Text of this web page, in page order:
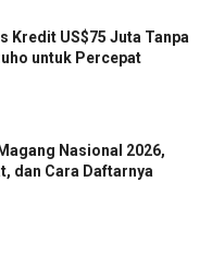
Kredit US$75 Juta Tanpa
untuk Percepat
Nasional 2026,
dan Cara Daftarnya